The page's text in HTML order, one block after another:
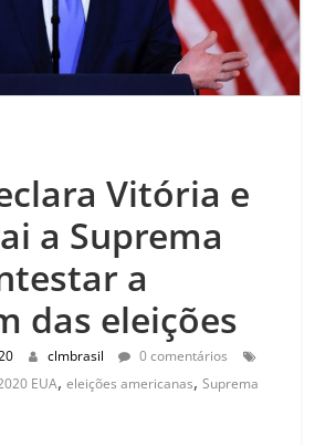
Vitória e
a Suprema
a
das eleições
clmbrasil
0 comentários
EUA,eleições americanas,Suprema